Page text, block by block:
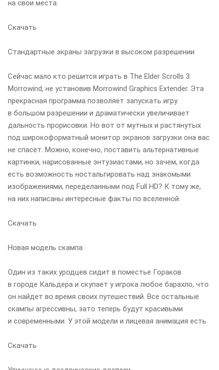
на свои места.
Скачать
Стандартные экраны загрузки в высоком разрешении
Сейчас мало кто решится играть в The Elder Scrolls 3:
Morrowind, не установив Morrowind Graphics Extender. Эта
прекрасная программа позволяет запускать игру
в большом разрешении и драматически увеличивает
дальность прорисовки. Но вот от мутных и растянутых
под широкоформатный монитор экранов загрузки она вас
не спасет. Можно, конечно, поставить альтернативные
картинки, нарисованные энтузиастами, но зачем, когда
есть возможность ностальгировать над знакомыми
изображениями, переделанными под Full HD? К тому же,
на них написаны интересные факты по вселенной.
Скачать
Новая модель скампа
Один из таких уродцев сидит в поместье Гораков
в городе Кальдера и скупает у игрока любое барахло, что
он найдет во время своих путешествий. Все остальные
скампы агрессивны, зато теперь будут красивыми
и современными. У этой модели и лицевая анимация есть.
Скачать